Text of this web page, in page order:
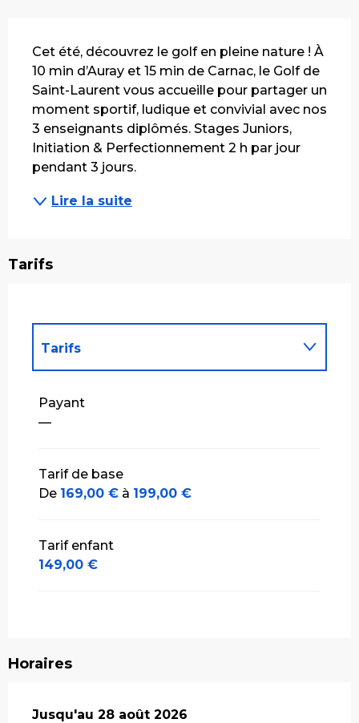
Cet été, découvrez le golf en pleine nature ! À
10 min d’Auray et 15 min de Carnac, le Golf de
Saint-Laurent vous accueille pour partager un
moment sportif, ludique et convivial avec nos
3 enseignants diplômés. Stages Juniors,
Initiation & Perfectionnement 2 h par jour
pendant 3 jours.
Lire la suite
Tarifs
Tarifs
Tarifs 2027
Payant
—
Tarif de base
De 169,00 € à 199,00 €
Tarif enfant
149,00 €
Horaires
Du6 juillet 2026au28 août 2026
Jusqu'au 28 août 2026